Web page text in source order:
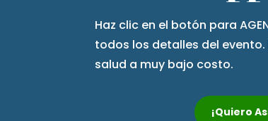
Haz clic en el botón para
todos los detalles del
salud a muy bajo costo.
¡Quiero